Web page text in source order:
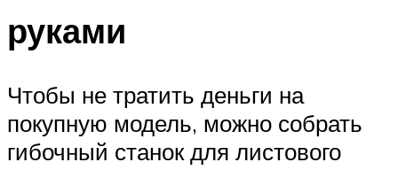
руками
Чтобы не тратить деньги на
покупную модель, можно собрать
гибочный станок для листового